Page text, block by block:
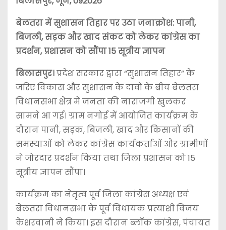
बेलतरा में सुशासन तिहार पर उठा जनाक्रोश: पानी,
बिजली, सड़क और खाद संकट को लेकर कांग्रेस का
प्रदर्शन, प्रशासन को सौंपा 15 सूत्रीय ज्ञापन
बिलासपुर।प्रदेश सरकार द्वारा “सुशासन तिहार” के
जरिए विकास और सुशासन के दावों के बीच बेलतरा
विधानसभा क्षेत्र में जनता की नाराजगी खुलकर
सामने आ गई। ग्राम नगोई में आयोजित कार्यक्रम के
दौरान पानी, सड़क, बिजली, खाद और किसानों की
समस्याओं को लेकर कांग्रेस कार्यकर्ताओं और ग्रामीणों
ने जोरदार प्रदर्शन किया तथा जिला प्रशासन को 15
सूत्रीय ज्ञापन सौंपा।
कार्यक्रम का नेतृत्व पूर्व जिला कांग्रेस अध्यक्ष एवं
बेलतरा विधानसभा के पूर्व विधायक प्रत्याशी विजय
केशरवानी ने किया। इस दौरान ब्लॉक कांग्रेस, पंचायत